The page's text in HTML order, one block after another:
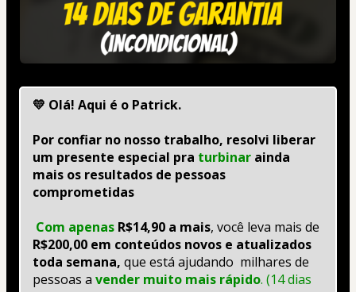
💛 Olá! Aqui é o Patrick.
Por confiar no nosso trabalho, resolvi liberar
um presente especial pra turbinar ainda
mais os resultados de pessoas
comprometidas
Com apenas R$14,90 a mais
R$200,00 em conteúdos novos e atualizados
toda semana, que está ajudando  milhares de
pessoas a vender muito mais rápido. (14 dias